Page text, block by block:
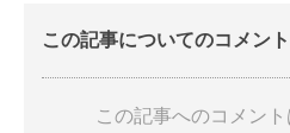
この記事についてのコメント
この記事へのコメン